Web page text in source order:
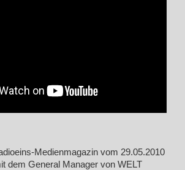
Medienmagazin vom 29.05.2010
dem General Manager von WELT